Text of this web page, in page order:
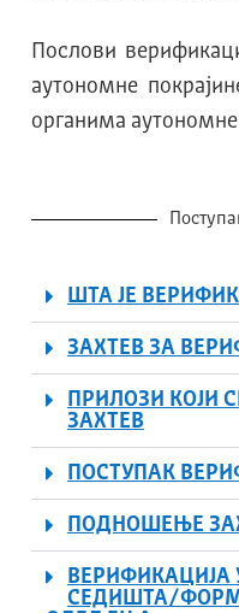
Послови
аутономне
органима аутономне
ШТА ЈЕ
ЗАХТЕВ ЗА
ПРИЛОЗИ КОЈИ
ЗАХТЕВ
ПОСТУПАК
ПОДНОШЕЊЕ
ВЕРИФИКАЦИЈА
СЕДИШТА/